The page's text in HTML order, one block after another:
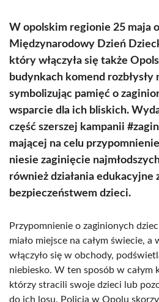
W opolskim regionie 25 maja
Międzynarodowy Dzień
który włączyła się także
budynkach komend rozbłysły
symbolizując pamięć o
wsparcie dla ich bliskich.
część szerszej kampanii
mającej na celu
niesie zaginięcie
również działania edukacyjne
bezpieczeństwem dzieci.
Przypomnienie o zaginionych
miało miejsce na całym świecie,
włączyło się w obchody,
niebiesko. W ten sposób w całym
którzy stracili swoje dzieci lub
do ich losu. Policja w Opolu